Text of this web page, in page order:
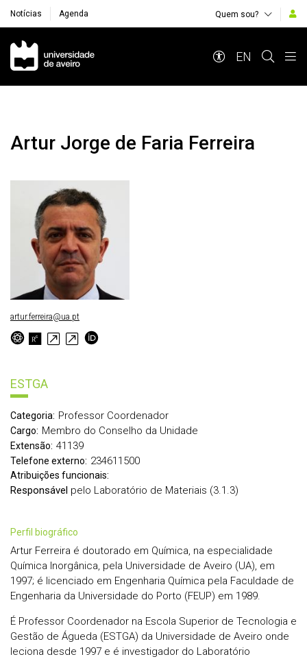
Notícias Agenda Quem sou?
Navegação Principal
EN
Artur Jorge de Faria Ferreira
ESTGA
Categoria: Professor Coordenador
Cargo: Membro do Conselho da Unidade
Extensão: 41139
Telefone externo: 234611500
Atribuições funcionais:
Responsável pelo Laboratório de Materiais (3.1.3)
perfil biográfico
Artur Ferreira é doutorado em Química, na especialidade
Química Inorgânica, pela Universidade de Aveiro (UA), em
1997; é licenciado em Engenharia Química pela Faculdade de
Engenharia da Universidade do Porto (FEUP) em 1989.
É Professor Coordenador na Escola Superior de Tecnologia e
Gestão de Águeda (ESTGA) da Universidade de Aveiro onde
leciona desde 1997 e é investigador do Laboratório
artur.ferreira@ua.pt